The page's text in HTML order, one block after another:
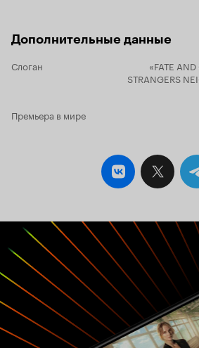
Дополнительные данные
Слоган
«FATE
STRANGERS
Премьера в мире